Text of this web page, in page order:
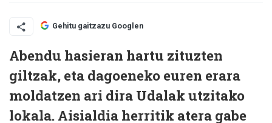
Gehitu gaitzazu Googlen
Abendu hasieran hartu zituzten
giltzak, eta dagoeneko euren erara
moldatzen ari dira Udalak utzitako
lokala. Aisialdia herritik atera gabe